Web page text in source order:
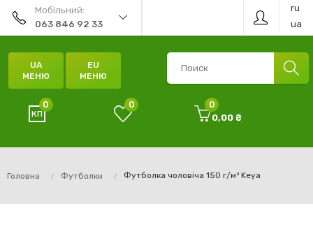
Мобільний:
063 846 92 33
ru
ua
UA
МЕНЮ
EU
МЕНЮ
0 0
0
0,00 ₴
Головна Футболки Футболка чоловіча 150 г/м² Keya